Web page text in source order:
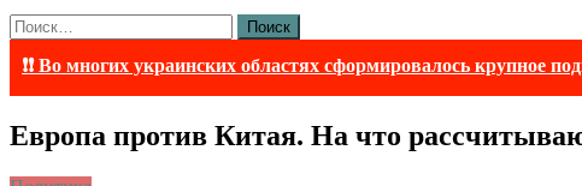
Найти:
❗❗ Во многих украинских областях сформировалось крупное
Европа против Китая. На что